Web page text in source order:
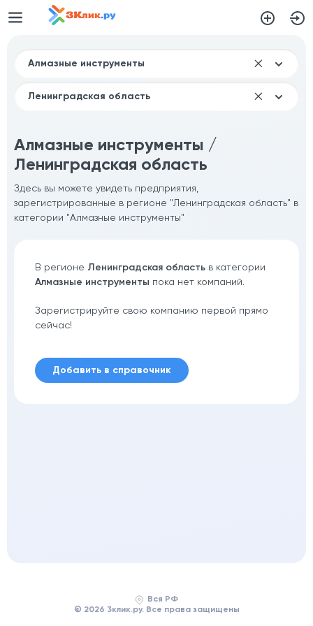
Алмазные инструменты /
Ленинградская область
Здесь вы можете увидеть предприятия,
зарегистрированные в регионе "Ленинградская область" в
категории "Алмазные инструменты"
В регионе Ленинградская область в категории
Алмазные инструменты пока нет компаний.
Зарегистрируйте свою компанию первой прямо
сейчас!
Добавить в справочник
Вся РФ
© 2026 3клик.ру. Все права защищены